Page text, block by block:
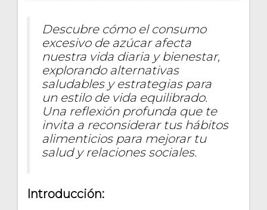
Descubre cómo el consumo
excesivo de azúcar afecta
nuestra vida diaria y bienestar,
explorando alternativas
saludables y estrategias para
un estilo de vida equilibrado.
Una reflexión profunda que te
invita a reconsiderar tus hábitos
alimenticios para mejorar tu
salud y relaciones sociales.
Introducción: